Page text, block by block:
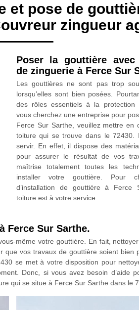
et pose de
zingueur
Poser la gouttière avec
de zinguerie à Ferce Sur
Les gouttières ne sont pas trop
lorsqu’elles sont bien posées.
des rôles essentiels à la protection
vous cherchez une entreprise pour
Ferce Sur Sarthe, veuillez mettre en
toiture qui se trouve dans le 72430.
servir. En effet, il dispose des
pour assurer le résultat de vos
maîtrise totalement toutes les
installer votre gouttière. Pour
d’installation de gouttière à Ferce
toiture est à votre service.
Ferce Sur Sarthe.
même votre gouttière. En fait,
que vos travaux de gouttière soient bien
se met à votre disposition pour
Donc, si vous avez besoin d’aide
qui se situe à Ferce Sur Sarthe dans le